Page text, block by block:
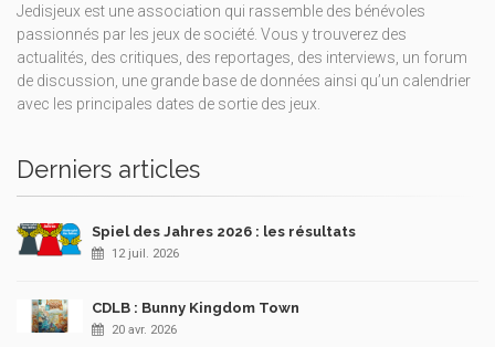
Jedisjeux est une association qui rassemble des bénévoles
passionnés par les jeux de société. Vous y trouverez des
actualités, des critiques, des reportages, des interviews, un forum
de discussion, une grande base de données ainsi qu’un calendrier
avec les principales dates de sortie des jeux.
Derniers articles
Spiel des Jahres 2026 : les résultats
12 juil. 2026
CDLB : Bunny Kingdom Town
20 avr. 2026